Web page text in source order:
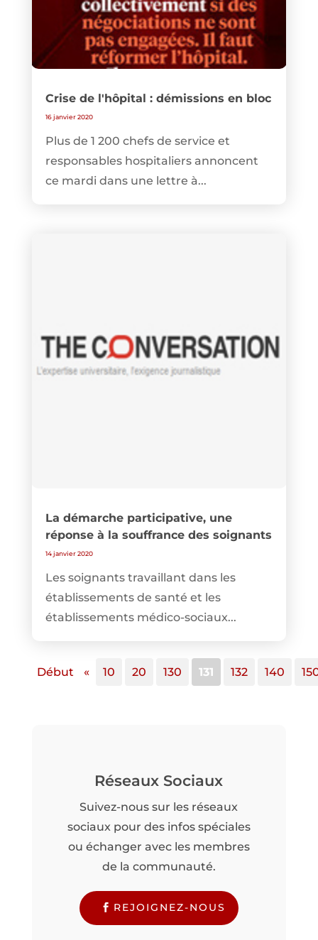
Crise de l'hôpital : démissions en bloc
16 janvier 2020
Plus de 1 200 chefs de service et
responsables hospitaliers annoncent
ce mardi dans une lettre à...
La démarche participative, une
réponse à la souffrance des soignants
14 janvier 2020
Les soignants travaillant dans les
établissements de santé et les
établissements médico-sociaux...
Début « 10 20 130 131 132 140
Réseaux Sociaux
Suivez-nous sur les réseaux
sociaux pour des infos spéciales
ou échanger avec les membres
de la communauté.
REJOIGNEZ-NOUS